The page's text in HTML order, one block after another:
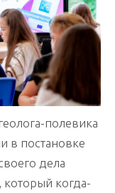
полевика
в постановке
дела
который когда-